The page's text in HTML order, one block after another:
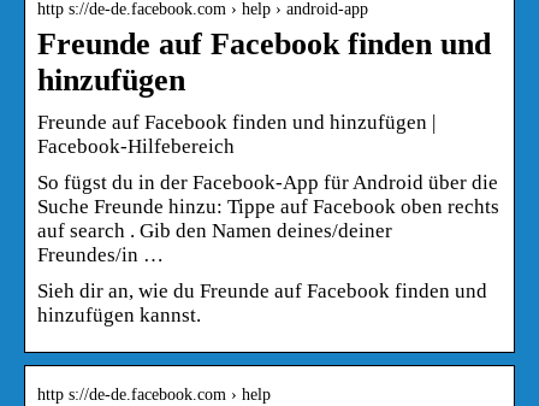
http s://de-de.facebook.com › help › android-app
Freunde auf Facebook finden und
hinzufügen
Freunde auf Facebook finden und hinzufügen |
Facebook-Hilfebereich
So fügst du in der Facebook-App für Android über die
Suche Freunde hinzu: Tippe auf Facebook oben rechts
auf search . Gib den Namen deines/deiner
Freundes/in …
Sieh dir an, wie du Freunde auf Facebook finden und
hinzufügen kannst.
http s://de-de.facebook.com › help